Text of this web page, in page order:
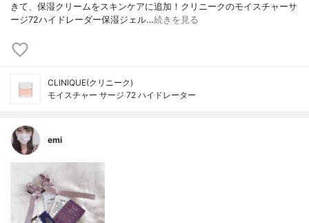
きて、保湿クリームをスキンケアに追加！クリニークのモイスチャーサ
ージ72ハイドレーダー保湿ジェル…続きを見る
CLINIQUE(クリニーク)
モイスチャー サージ 72 ハイドレーター
emi